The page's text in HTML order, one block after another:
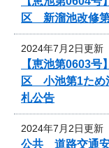
区 新溜池改修
2024年7月2日更新
【恵池第0603
区 小池第1ため
札公告
2024年7月2日更新
公共 道路交通安